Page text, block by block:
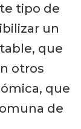
tipo de
un
que
otros
que
de